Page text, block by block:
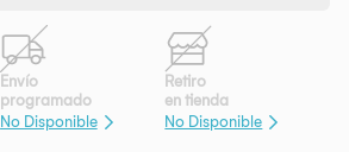
Envío
programado
No Disponible
Retiro
en tienda
No Disponible